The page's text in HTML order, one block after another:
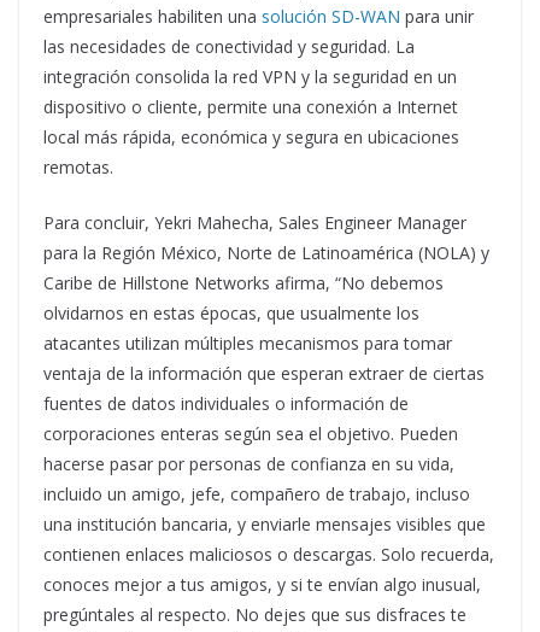
empresariales habiliten una solución SD-WAN para unir
las necesidades de conectividad y seguridad. La
integración consolida la red VPN y la seguridad en un
dispositivo o cliente, permite una conexión a Internet
local más rápida, económica y segura en ubicaciones
remotas.
Para concluir, Yekri Mahecha, Sales Engineer Manager
para la Región México, Norte de Latinoamérica (NOLA) y
Caribe de Hillstone Networks afirma, “No debemos
olvidarnos en estas épocas, que usualmente los
atacantes utilizan múltiples mecanismos para tomar
ventaja de la información que esperan extraer de ciertas
fuentes de datos individuales o información de
corporaciones enteras según sea el objetivo. Pueden
hacerse pasar por personas de confianza en su vida,
incluido un amigo, jefe, compañero de trabajo, incluso
una institución bancaria, y enviarle mensajes visibles que
contienen enlaces maliciosos o descargas. Solo recuerda,
conoces mejor a tus amigos, y si te envían algo inusual,
pregúntales al respecto. No dejes que sus disfraces te